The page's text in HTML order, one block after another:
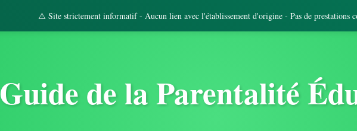
⚠️ Site strictement informatif - Aucun lien avec l'établissement d'origine - Pas de prestations
Guide de la Parentalité